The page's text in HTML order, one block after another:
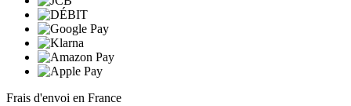
Frais d'envoi en France